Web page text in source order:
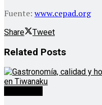
Fuente: www.cepad.org
Share Tweet
Related Posts